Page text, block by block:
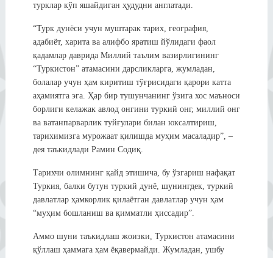
турклар кўп яшайдиган ҳудудни англатади.
“Турк дунёси учун муштарак тарих, география,
адабиёт, харита ва алифбо яратиш йўлидаги фаол
қадамлар даврида Миллий таълим вазирлигининг
“Туркистон” атамасини дарсликларга, жумладан,
болалар учун ҳам киритиш тўғрисидаги қарори катта
аҳамиятга эга. Ҳар бир тушунчанинг ўзига хос маъноси
борлиги келажак авлод онгини туркий онг, миллий онг
ва ватанпарварлик туйғулари билан юксалтириш,
тарихимизга мурожаат қилишда муҳим масаладир”, –
дея таъкидлади Рамин Содиқ.
Тарихчи олимнинг қайд этишича, бу ўзгариш нафақат
Туркия, балки бутун туркий дунё, шунингдек, туркий
давлатлар ҳамкорлик қилаётган давлатлар учун ҳам
“муҳим бошланиш ва қимматли ҳиссадир”.
Аммо шуни таъкидлаш жоизки, Туркистон атамасини
қўллаш ҳаммага ҳам ёқавермайди. Жумладан, ушбу